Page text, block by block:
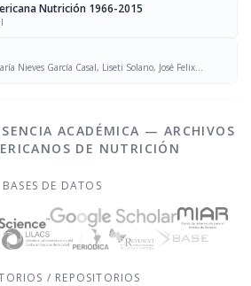
Nutrición 1966-2015
Nieves García Casal, Liseti Solano, José Felix
ACADÉMICA — ARCHIVOS
DE NUTRICIÓN
BASES DE DATOS
/ REPOSITORIOS